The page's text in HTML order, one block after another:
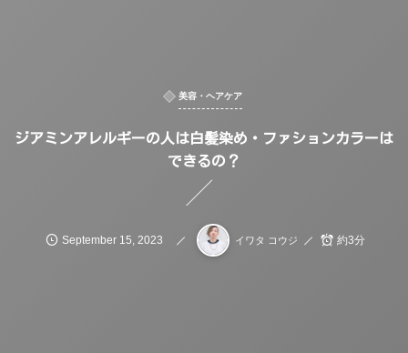
美容・ヘアケア
ジアミンアレルギーの人は白髪染め・ファションカラーは
できるの？
September 15 2023 イワタ コウジ 約3分